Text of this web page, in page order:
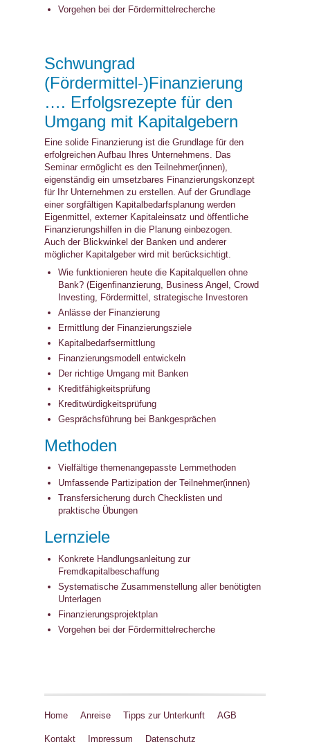
Vorgehen bei der Fördermittelrecherche
Schwungrad
(Fördermittel-)Finanzierung
…. Erfolgsrezepte für den
Umgang mit Kapitalgebern
Eine solide Finanzierung ist die Grundlage für den
erfolgreichen Aufbau Ihres Unternehmens. Das
Seminar ermöglicht es den Teilnehmer(innen),
eigenständig ein umsetzbares Finanzierungskonzept
für Ihr Unternehmen zu erstellen. Auf der Grundlage
einer sorgfältigen Kapitalbedarfsplanung werden
Eigenmittel, externer Kapitaleinsatz und öffentliche
Finanzierungshilfen in die Planung einbezogen.
Auch der Blickwinkel der Banken und anderer
möglicher Kapitalgeber wird mit berücksichtigt.
Wie funktionieren heute die Kapitalquellen ohne
Bank? (Eigenfinanzierung, Business Angel, Crowd
Investing, Fördermittel, strategische Investoren
Anlässe der Finanzierung
Ermittlung der Finanzierungsziele
Kapitalbedarfsermittlung
Finanzierungsmodell entwickeln
Der richtige Umgang mit Banken
Kreditfähigkeitsprüfung
Kreditwürdigkeitsprüfung
Gesprächsführung bei Bankgesprächen
Methoden
Vielfältige themenangepasste Lernmethoden
Umfassende Partizipation der Teilnehmer(innen)
Transfersicherung durch Checklisten und
praktische Übungen
Lernziele
Konkrete Handlungsanleitung zur
Fremdkapitalbeschaffung
Systematische Zusammenstellung aller benötigten
Unterlagen
Finanzierungsprojektplan
Vorgehen bei der Fördermittelrecherche
Home Anreise Tipps zur Unterkunft AGB
Kontakt Impressum Datenschutz